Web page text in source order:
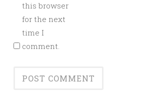
this browser
for the next
time I
comment.